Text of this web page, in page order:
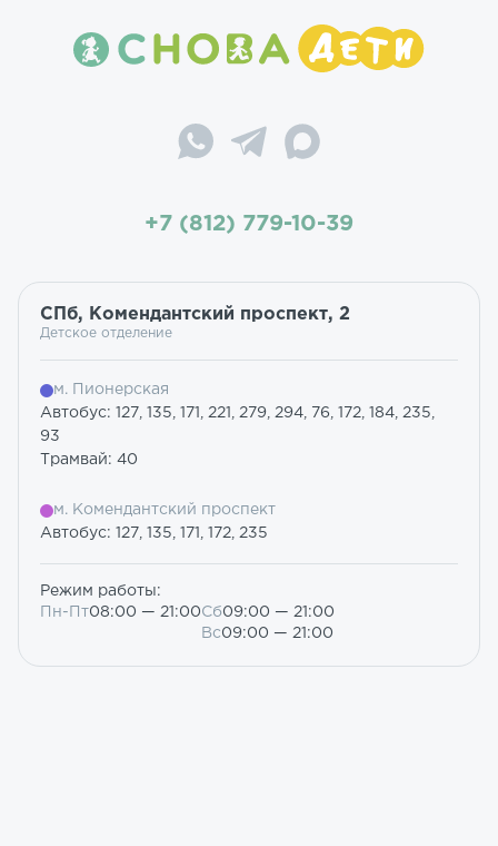
+7 (812) 779-10-39
СПб, Комендантский проспект, 2
Детское отделение
м. Пионерская
Автобус: 127, 135, 171, 221, 279, 294, 76, 172, 184, 235,
93
Трамвай: 40
м. Комендантский проспект
Автобус: 127, 135, 171, 172, 235
Режим работы:
Пн-Пт08:00 — 21:00Сб09:00 — 21:00
Вс09:00 — 21:00